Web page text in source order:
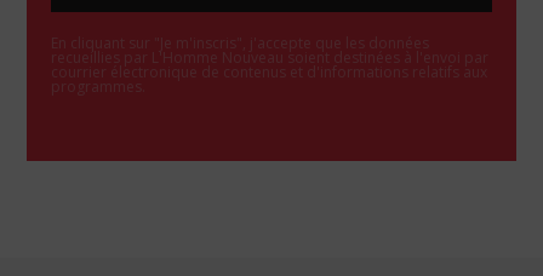
En cliquant sur "Je m'inscris", j'accepte que les données
recueillies par L'Homme Nouveau soient destinées à l'envoi par
courrier électronique de contenus et d'informations relatifs aux
programmes.